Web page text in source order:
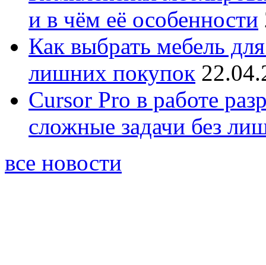
и в чём её особенности
Как выбрать мебель
лишних покупок
Cursor Pro в работе
сложные задачи без
все новости